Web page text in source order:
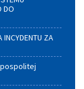
DO
ZA